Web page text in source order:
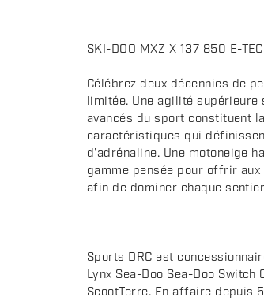
D
s
c
r
i
p
t
SKI-DOO MXZ X 137 850 E-
Célébrez deux décennies de
limitée. Une agilité
avancés du sport constituent
caractéristiques qui
d'adrénaline. Une motoneige
gamme pensée pour offrir
afin de dominer chaque
Sports DRC est
Lynx Sea-Doo Sea-Doo
ScootTerre. En affaire depuis